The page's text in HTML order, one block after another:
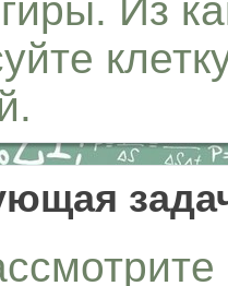
Из